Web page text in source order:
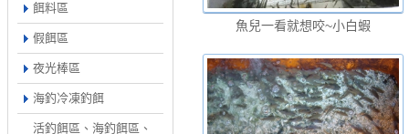
餌料區
假餌區
夜光棒區
海釣冷凍釣餌
活釣餌區、海釣餌區、
魚兒一看就想咬~小白蝦